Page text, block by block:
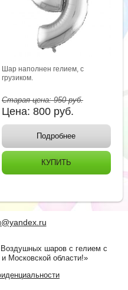
Шар наполнен гелием, с
грузиком.
Старая цена:950руб.
Цена: 800 руб.
Подробнее
КУПИТЬ
шаров с гелием с
Московской области!»